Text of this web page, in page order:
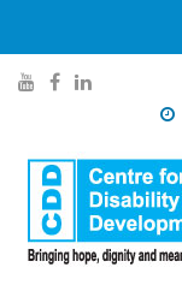
b
f
e
b
o
o
l
k
e
d